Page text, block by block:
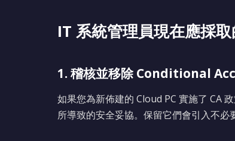
IT 系統管理員現在應採
1. 稽核並移除 Conditional
如果您為新佈建的 Cloud PC 實施了 CA
所導致的安全妥協。保留它們會引入不必